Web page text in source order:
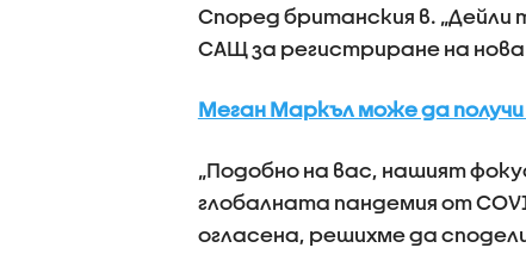
Според британския в. „Дейли
САЩ за регистриране на
Меган Маркъл може да
„Подобно на вас, нашият
глобалната пандемия от
огласена, решихме да